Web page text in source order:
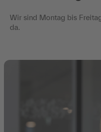
Wir sind Montag bis
da.